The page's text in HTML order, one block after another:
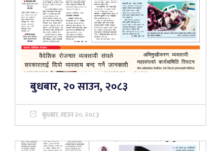
बुधबार, २० साउन, २०८३
बुधबार, साउन २०, २०८३